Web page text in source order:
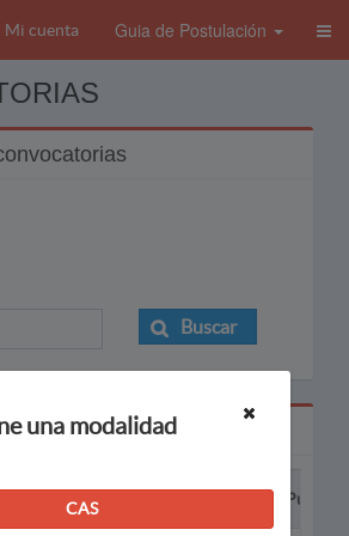
Mi cuenta Guia de Postulación
Buscar
Puesto
una modalidad
CAS